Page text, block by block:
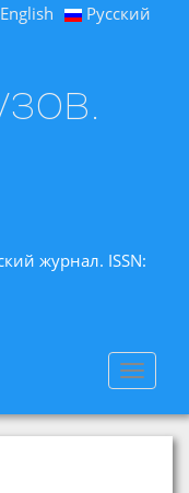
English Русский
журнал. ISSN:
Toggle